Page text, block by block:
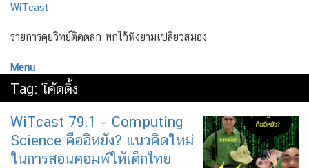
WiTcast
รายการคุยวิทย์ติดตลก พกไว้ฟังยามเปลี่ยวสมอง
Menu
Tag: โค้ดดิ้ง
WiTcast 79.1 – Computing
Science คืออิหยัง? แนวคิดใหม่
ในการสอนคอมพ์ให้เด็กไทย